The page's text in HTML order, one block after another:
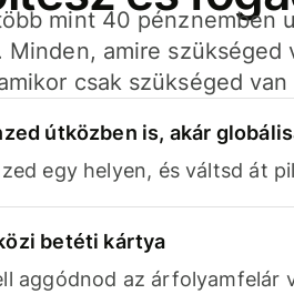
mint 40 pénznemben
Minden, amire szükséged
csak szükséged van
útközben is, akár
egy helyen, és váltsd át
betéti kártya
aggódnod az árfolyamfelár